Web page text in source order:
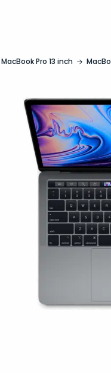
MacBook Pro 13 inch